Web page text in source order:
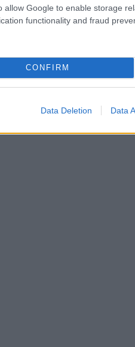
allow Google to enable storage
functionality and fraud
CONFIRM
Data Deletion Data